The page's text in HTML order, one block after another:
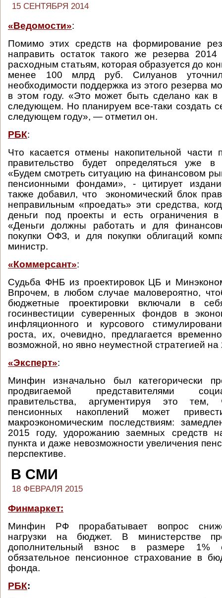
15 СЕНТЯБРЯ 2014
«Ведомости»:
Помимо этих средств на формирование
направить остаток такого же резерва
расходным статьям, которая образуется до
менее 100 млрд руб. Силуанов
необходимости поддержка из этого резерва
в этом году. «Это может быть сделано как в
следующем. Но планируем все-таки создать
следующем году», — отметил он.
РБК:
Что касается отмены накопительной части
правительство будет определяться уже
«Будем смотреть ситуацию на финансовом
пенсионными фондами», - цитирует
также добавил, что экономический блок
неправильным «проедать» эти средства,
деньги под проекты и есть ограничения в
«Деньги должны работать и для
покупки ОФЗ, и для покупки облигаций
министр.
«Коммерсант»:
Судьба ФНБ из проектировок ЦБ и
Впрочем, в любом случае маловероятно,
бюджетные проектировки включали в
госинвестиции суверенных фондов в
инфляционного и курсового
роста, их, очевидно, предлагается
возможной, но явно неуместной стратегией на
«Эксперт»:
Минфин изначально был категорически
продвигаемой представителями
правительства, аргументируя это тем,
пенсионных накоплений может
макроэкономическим последствиям:
2015 году, удорожанию заемных средств
пункта и даже невозможности увеличения
перспективе.
В СМИ
18 ФЕВРАЛЯ 2015
Финмаркет:
Минфин РФ прорабатывает вопрос
нагрузки на бюджет. В министерстве
дополнительный взнос в размере 1%
обязательное пенсионное страхование в
фонда.
РБК: